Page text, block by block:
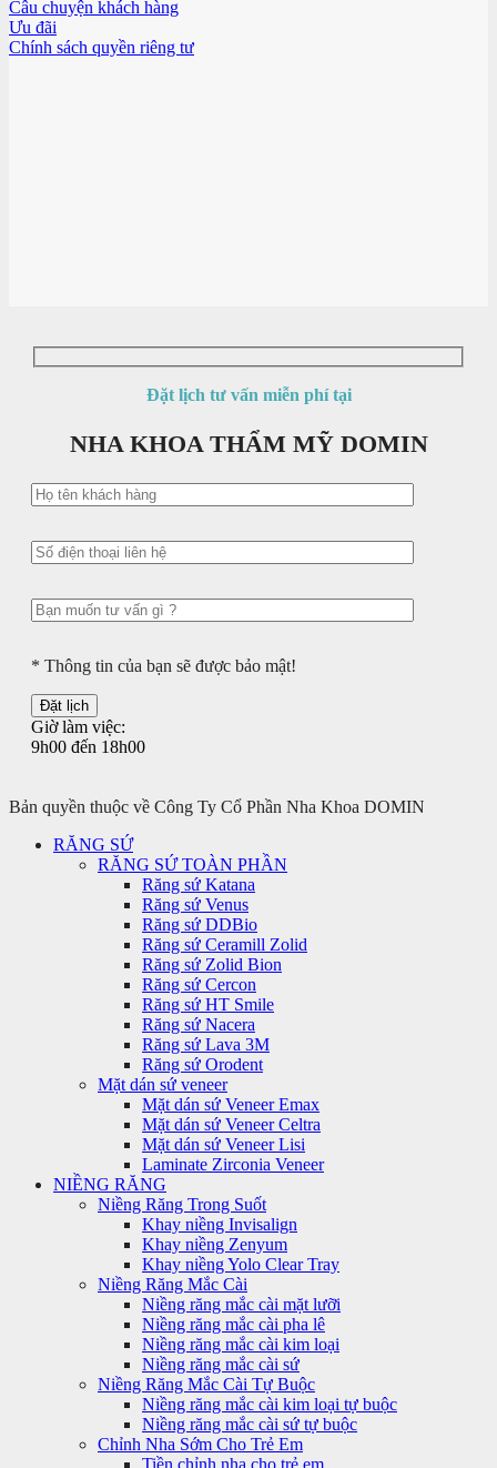
Câu chuyện khách hàng
Ưu đãi
Chính sách quyền riêng tư
Đặt lịch tư vấn miễn phí tại
NHA KHOA THẨM MỸ DOMIN
* Thông tin của bạn sẽ được bảo mật!
Giờ làm việc:
9h00 đến 18h00
Bản quyền thuộc về Công Ty Cổ Phần Nha Khoa DOMIN
RĂNG SỨ
RĂNG SỨ TOÀN PHẦN
Răng sứ Katana
Răng sứ Venus
Răng sứ DDBio
Răng sứ Ceramill Zolid
Răng sứ Zolid Bion
Răng sứ Cercon
Răng sứ HT Smile
Răng sứ Nacera
Răng sứ Lava 3M
Răng sứ Orodent
Mặt dán sứ veneer
Mặt dán sứ Veneer Emax
Mặt dán sứ Veneer Celtra
Mặt dán sứ Veneer Lisi
Laminate Zirconia Veneer
NIỀNG RĂNG
Niềng Răng Trong Suốt
Khay niềng Invisalign
Khay niềng Zenyum
Khay niềng Yolo Clear Tray
Niềng Răng Mắc Cài
Niềng răng mắc cài mặt lưỡi
Niềng răng mắc cài pha lê
Niềng răng mắc cài kim loại
Niềng răng mắc cài sứ
Niềng Răng Mắc Cài Tự Buộc
Niềng răng mắc cài kim loại tự buộc
Niềng răng mắc cài sứ tự buộc
Chỉnh Nha Sớm Cho Trẻ Em